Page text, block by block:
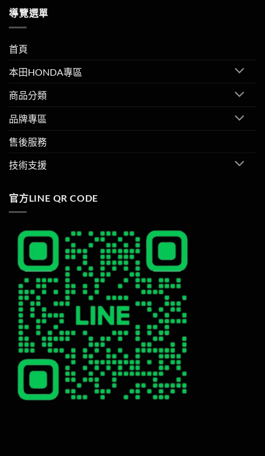
導覽選單
首頁
本田HONDA專區
商品分類
品牌專區
售後服務
技術支援
官方LINE QR CODE